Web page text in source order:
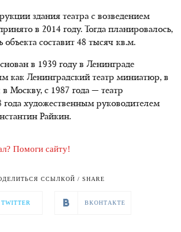
здания театра с возведением
в 2014 году. Тогда планировалось,
составит 48 тысяч кв.м.
в 1939 году в Ленинграде
как Ленинградский театр миниатюр, в
в Москву, с 1987 года — театр
года художественным руководителем
Райкин.
Помоги сайту!
ССЫЛКОЙ / SHARE
TWITTER ВКОНТАКТЕ